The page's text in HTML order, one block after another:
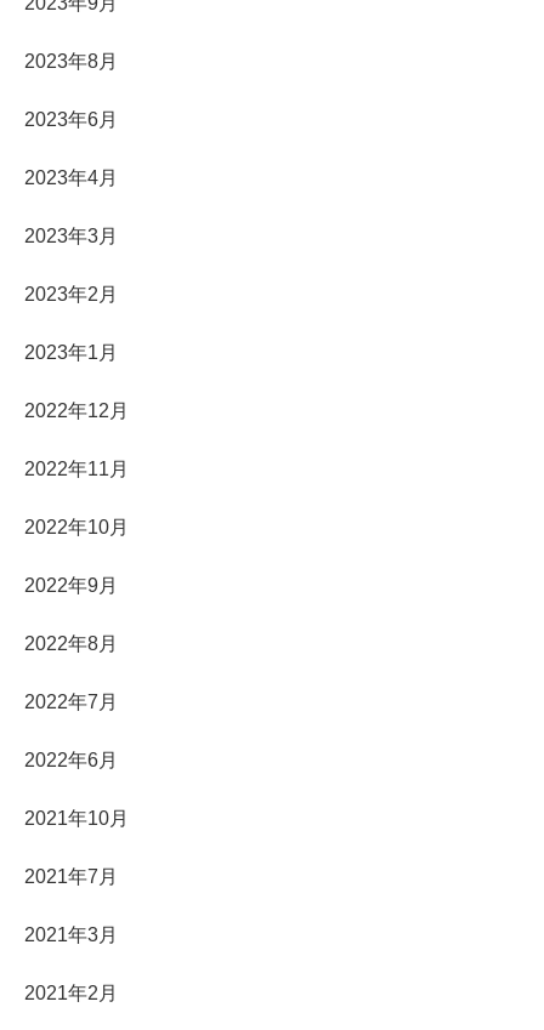
2023年8月
2023年6月
2023年4月
2023年3月
2023年2月
2023年1月
2022年12月
2022年11月
2022年10月
2022年9月
2022年8月
2022年7月
2022年6月
2021年10月
2021年7月
2021年3月
2021年2月